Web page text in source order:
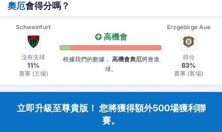
奧厄會得分嗎？
Schweinfurt Erzgebirge Aue
沒有失球
11%
賽事 (主場)
高機會
根據我們的數據， 高機會奧厄將會進
球。
得分
83%
賽事 (客場)
立即升級至尊貴版！ 您將獲得額外500場獲利聯
賽。